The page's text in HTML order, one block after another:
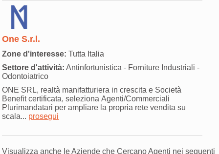
One S.r.l.
Zone d'interesse: Tutta Italia
Settore d'attività: Antinfortunistica - Forniture Industriali -
Odontoiatrico
ONE SRL, realtà manifatturiera in crescita e Società
Benefit certificata, seleziona Agenti/Commerciali
Plurimandatari per ampliare la propria rete vendita su
scala... prosegui
Visualizza anche le Aziende che Cercano Agenti nei seguenti